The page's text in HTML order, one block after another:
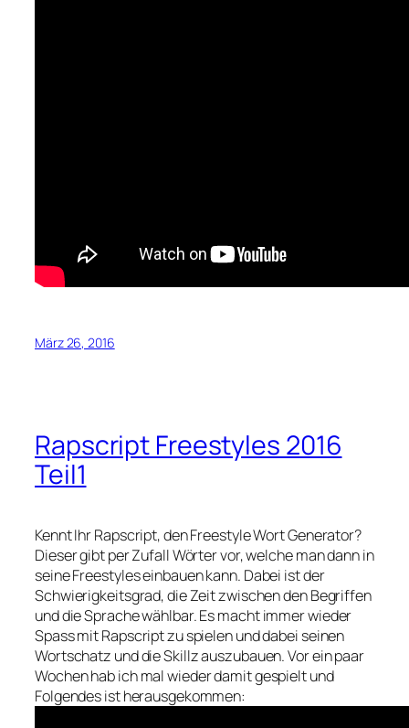
März 26, 2016
Rapscript Freestyles 2016
Teil1
Kennt Ihr Rapscript, den Freestyle Wort Generator?
Dieser gibt per Zufall Wörter vor, welche man dann in
seine Freestyles einbauen kann. Dabei ist der
Schwierigkeitsgrad, die Zeit zwischen den Begriffen
und die Sprache wählbar. Es macht immer wieder
Spass mit Rapscript zu spielen und dabei seinen
Wortschatz und die Skillz auszubauen. Vor ein paar
Wochen hab ich mal wieder damit gespielt und
Folgendes ist herausgekommen: